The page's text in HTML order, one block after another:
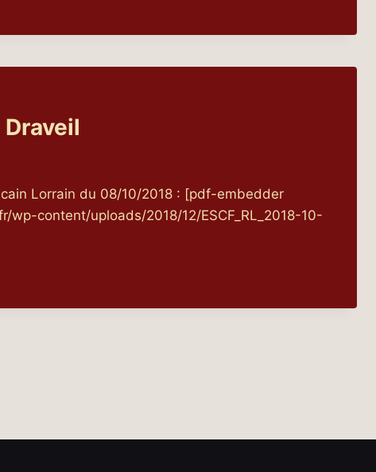
Draveil
Lorrain du 08/10/2018 : [pdf-embedder
wp-content/uploads/2018/12/ESCF_RL_2018-10-